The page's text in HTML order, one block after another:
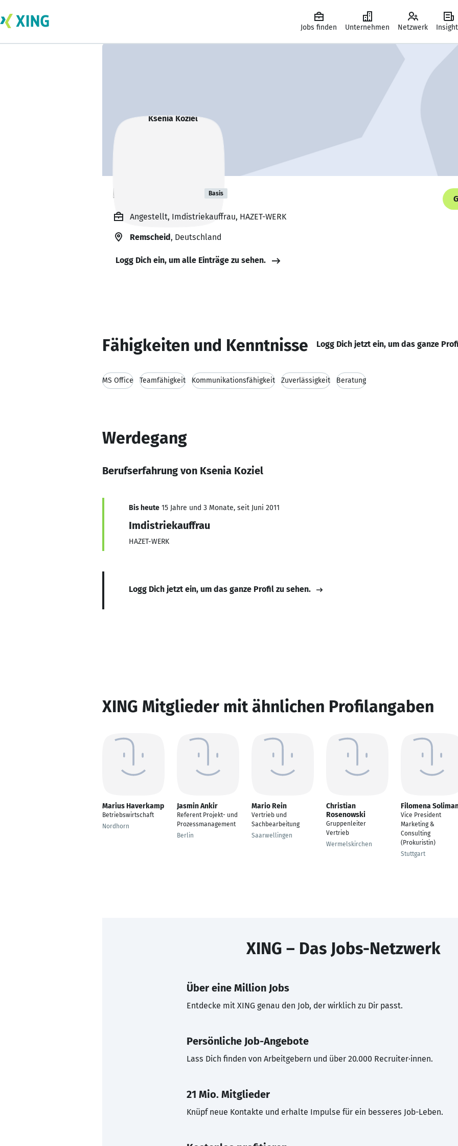
Jobs finden Unternehmen Netzwerk
Ksenia Koziel Basis
Angestellt, Imdistriekauffrau, HAZET-WERK
Remscheid, Deutschland
Logg Dich ein, um alle Einträge zu sehen.
Fähigkeiten und Kenntnisse Logg Dich jetzt ein, um das ganze
MS Office Teamfähigkeit Kommunikationsfähigkeit Zuverlässigkeit Beratung
Werdegang
Berufserfahrung von Ksenia Koziel
Bis heute 15 Jahre und 3 Monate, seit Juni 2011
Imdistriekauffrau
HAZET-WERK
Logg Dich jetzt ein, um das ganze Profil zu sehen.
XING Mitglieder mit ähnlichen Profilangaben
Marius Haverkamp
Betriebswirtschaft
Nordhorn
Jasmin Ankir
Referent Projekt- und
Prozessmanagement
Berlin
Mario Rein
Vertrieb und
Sachbearbeitung
Saarwellingen
Christian
Rosenowski
Gruppenleiter
Vertrieb
Wermelskirchen
Filomena
Vice President
Marketing &
Consulting
(Prokuristin)
Stuttgart
XING – Das Jobs-Netzwerk
Über eine Million Jobs
Entdecke mit XING genau den Job, der wirklich zu Dir passt.
Persönliche Job-Angebote
Lass Dich finden von Arbeitgebern und über 20.000 Recruiter·innen.
21 Mio. Mitglieder
Knüpf neue Kontakte und erhalte Impulse für ein besseres Job-Leben.